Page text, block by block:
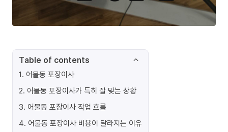
Table of contents
1. 어물동 포장이사
2. 어물동 포장이사가 특히 잘 맞는 상황
3. 어물동 포장이사 작업 흐름
4. 어물동 포장이사 비용이 달라지는 이유